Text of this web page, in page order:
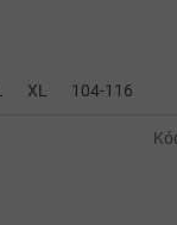
XL 104-116